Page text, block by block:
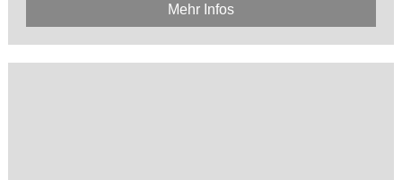
Mehr Infos